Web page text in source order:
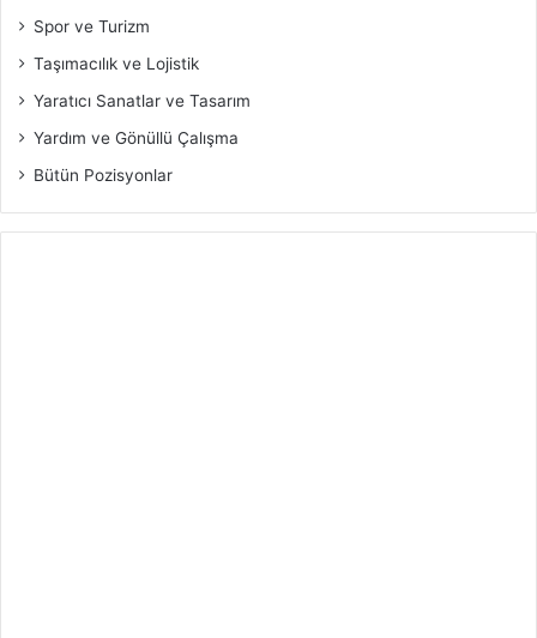
Spor ve Turizm
Taşımacılık ve Lojistik
Yaratıcı Sanatlar ve Tasarım
Yardım ve Gönüllü Çalışma
Bütün Pozisyonlar